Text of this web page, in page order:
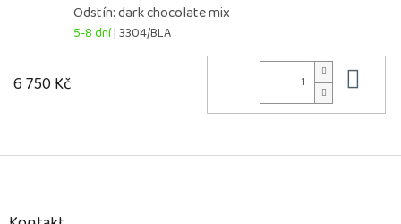
Odstín: dark chocolate mix
5-8 dní| 3304/BLA
6 750 Kč
Z